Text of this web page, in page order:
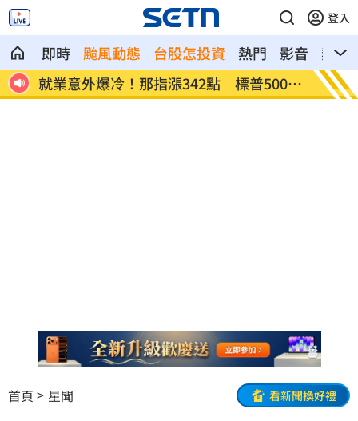
登入
即時 颱風動態 台股怎投資 熱門 影音
熱搜
炸
就業意外爆冷！那指漲342點 標普500新
高
美通
關稅
首頁 星聞 看新聞換好禮